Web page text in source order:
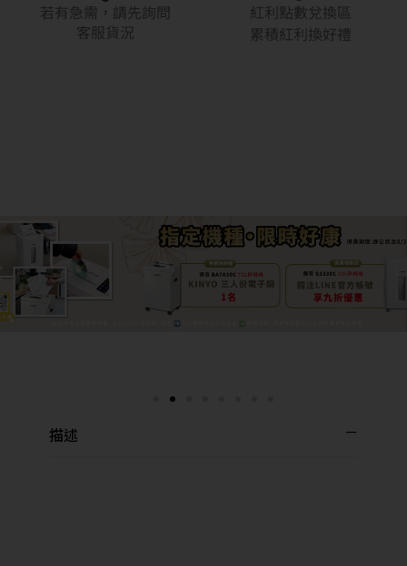
若有急需，請先詢問
客服貨況
紅利點數兌換區
累積紅利換好禮
描述